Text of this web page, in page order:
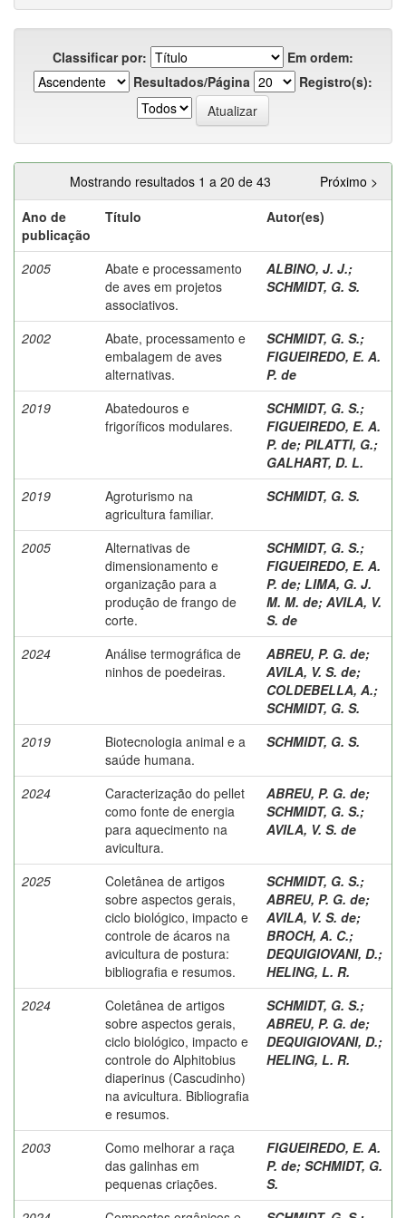
Classificar por:
Em ordem:
Resultados/Página
Registro(s):
Mostrando resultados 1 a 20 de 43
Próximo >
Ano de
publicação
Título Autor(es)
2005
Abate e processamento
de aves em projetos
associativos.
ALBINO, J. J.;
SCHMIDT, G. S.
2002
Abate, processamento e
embalagem de aves
alternativas.
SCHMIDT, G. S.;
FIGUEIREDO, E. A.
P. de
2019
Abatedouros e
frigoríficos modulares.
SCHMIDT, G. S.;
FIGUEIREDO, E. A.
P. de; PILATTI, G.;
GALHART, D. L.
2019
Agroturismo na
agricultura familiar.
SCHMIDT, G. S.
2005
Alternativas de
dimensionamento e
organização para a
produção de frango de
corte.
SCHMIDT, G. S.;
FIGUEIREDO, E. A.
P. de; LIMA, G. J.
M. M. de; AVILA, V.
S. de
2024
Análise termográfica de
ninhos de poedeiras.
ABREU, P. G. de;
AVILA, V. S. de;
COLDEBELLA, A.;
SCHMIDT, G. S.
2019
Biotecnologia animal e a
saúde humana.
SCHMIDT, G. S.
2024
Caracterização do pellet
como fonte de energia
para aquecimento na
avicultura.
ABREU, P. G. de;
SCHMIDT, G. S.;
AVILA, V. S. de
2025
Coletânea de artigos
sobre aspectos gerais,
ciclo biológico, impacto e
controle de ácaros na
avicultura de postura:
bibliografia e resumos.
SCHMIDT, G. S.;
ABREU, P. G. de;
AVILA, V. S. de;
BROCH, A. C.;
DEQUIGIOVANI, D.;
HELING, L. R.
2024
Coletânea de artigos
sobre aspectos gerais,
ciclo biológico, impacto e
controle do Alphitobius
diaperinus (Cascudinho)
na avicultura. Bibliografia
e resumos.
SCHMIDT, G. S.;
ABREU, P. G. de;
DEQUIGIOVANI, D.;
HELING, L. R.
2003
Como melhorar a raça
das galinhas em
pequenas criações.
FIGUEIREDO, E. A.
P. de; SCHMIDT, G.
S.